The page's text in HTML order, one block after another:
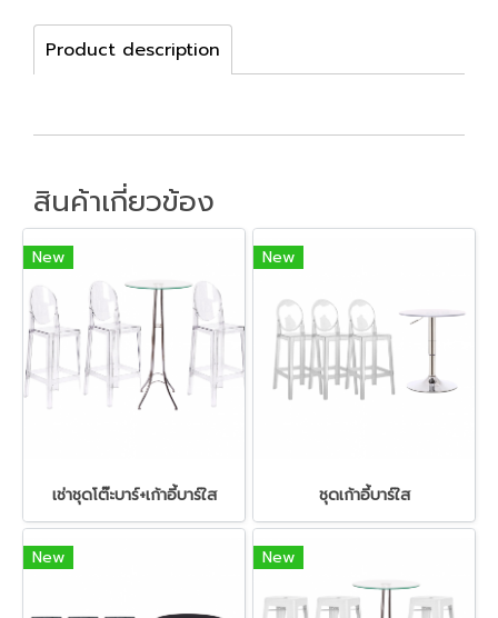
Product description
สินค้าเกี่ยวข้อง
New
เช่าชุดโต๊ะบาร์+เก้าอี้บาร์ใส
New
ชุดเก้าอี้บาร์ใส
New New